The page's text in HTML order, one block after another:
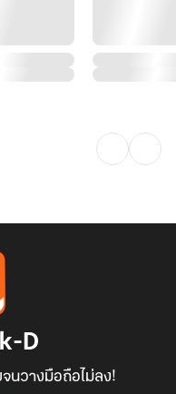
D
นวางมือถือไม่ลง!